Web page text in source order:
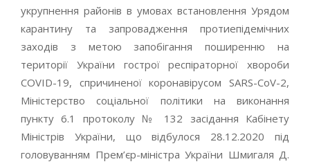
укрупнення районів в умовах встановлення Урядом
карантину та запровадження протиепідемічних
заходів з метою запобігання поширенню на
території України гострої респіраторної хвороби
COVID-19, спричиненої коронавірусом SARS-CoV-2,
Міністерство соціальної політики на виконання
пункту 6.1 протоколу № 132 засідання Кабінету
Міністрів України, що відбулося 28.12.2020 під
головуванням Прем’єр-міністра України Шмигаля Д.